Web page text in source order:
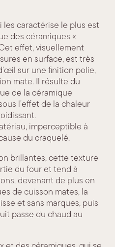
les caractérise le plus est
des céramiques «
effet, visuellement
en surface, est très
sur une finition polie,
mate. Il résulte du
de la céramique
l’effet de la chaleur
imperceptible à
du craquelé.
brillantes, cette texture
du four et tend à
devenant de plus en
de cuisson mates, la
et sans marques, puis
passe du chaud au